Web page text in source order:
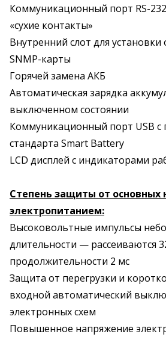
Коммуникационный порт RS-
«сухие контакты»
Внутренний слот для
SNMP-карты
Горячей замена АКБ
Автоматическая зарядка
выключенном состоянии
Коммуникационный порт USB с
стандарта Smart Battery
LCD дисплей с индикаторами
Степень защиты от основных
электропитанием:
Высоковольтные импульсы
длительности — рассеиваются
продолжительности 2 мс
Защита от перегрузки и
входной автоматический
электронных схем
Повышенное напряжение